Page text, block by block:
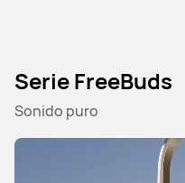
Serie FreeBuds
Sonido puro